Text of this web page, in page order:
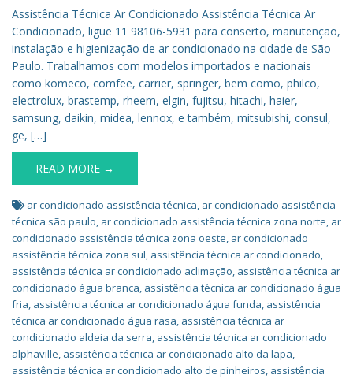
Assistência Técnica Ar Condicionado Assistência Técnica Ar
Condicionado, ligue 11 98106-5931 para conserto, manutenção,
instalação e higienização de ar condicionado na cidade de São
Paulo. Trabalhamos com modelos importados e nacionais
como komeco, comfee, carrier, springer, bem como, philco,
electrolux, brastemp, rheem, elgin, fujitsu, hitachi, haier,
samsung, daikin, midea, lennox, e também, mitsubishi, consul,
ge, […]
READ MORE →
ar condicionado assistência técnica, ar condicionado assistência
técnica são paulo, ar condicionado assistência técnica zona norte, ar
condicionado assistência técnica zona oeste, ar condicionado
assistência técnica zona sul, assistência técnica ar condicionado,
assistência técnica ar condicionado aclimação, assistência técnica ar
condicionado água branca, assistência técnica ar condicionado água
fria, assistência técnica ar condicionado água funda, assistência
técnica ar condicionado água rasa, assistência técnica ar
condicionado aldeia da serra, assistência técnica ar condicionado
alphaville, assistência técnica ar condicionado alto da lapa,
assistência técnica ar condicionado alto de pinheiros, assistência